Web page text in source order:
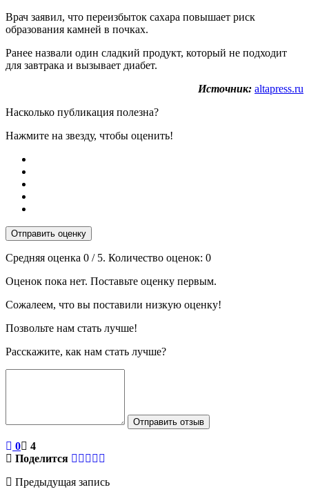
Врач заявил, что переизбыток сахара повышает риск
образования камней в почках.
Ранее назвали один сладкий продукт, который не подходит
для завтрака и вызывает диабет.
Источник: altapress.ru
Насколько публикация полезна?
Нажмите на звезду, чтобы оценить!
Отправить оценку
Средняя оценка 0 / 5. Количество оценок: 0
Оценок пока нет. Поставьте оценку первым.
Сожалеем, что вы поставили низкую оценку!
Позвольте нам стать лучше!
Расскажите, как нам стать лучше?
Отправить отзыв
0
4
Поделится
Предыдущая запись